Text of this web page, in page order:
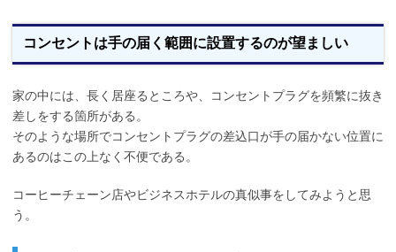
コンセントは手の届く範囲に設置するのが望ましい
家の中には、長く居座るところや、コンセントプラグを頻繁に抜き
差しをする箇所がある。
そのような場所でコンセントプラグの差込口が手の届かない位置に
あるのはこの上なく不便である。
コーヒーチェーン店やビジネスホテルの真似事をしてみようと思
う。